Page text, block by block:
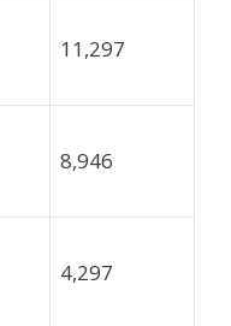
11,297
8,946
4,297